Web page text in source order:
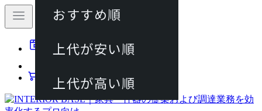
動画マニュアル
カート
おすすめ順
上代が安い順
上代が高い順